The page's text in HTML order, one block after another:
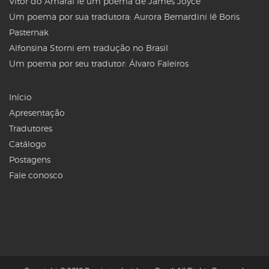
Um poema por sua tradutora: Aurora Bernardini lê Boris
Pasternak
Alfonsina Storni em tradução no Brasil
Um poema por seu tradutor: Álvaro Faleiros
Início
Apresentação
Tradutores
Catálogo
Postagens
Fale conosco